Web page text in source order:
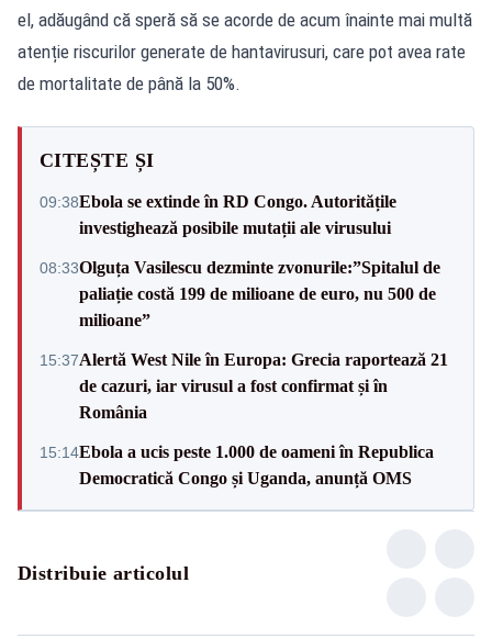
el, adăugând că speră să se acorde de acum înainte mai multă
atenție riscurilor generate de hantavirusuri, care pot avea rate
de mortalitate de până la 50%.
CITEȘTE ȘI
09:38Ebola se extinde în RD Congo. Autoritățile
investighează posibile mutații ale virusului
08:33Olguța Vasilescu dezminte zvonurile:”Spitalul de
paliație costă 199 de milioane de euro, nu 500 de
milioane”
15:37Alertă West Nile în Europa: Grecia raportează 21
de cazuri, iar virusul a fost confirmat și în
România
15:14Ebola a ucis peste 1.000 de oameni în Republica
Democratică Congo și Uganda, anunță OMS
Distribuie articolul